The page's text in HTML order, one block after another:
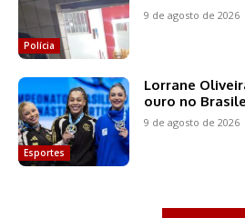
Polícia
9 de agosto de 2026
Esportes
Lorrane
ouro no
9 de agosto de 2026